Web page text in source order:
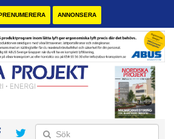
ANNONSERA